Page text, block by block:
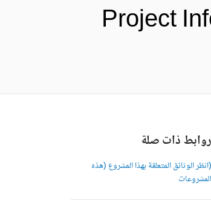
Project
روابط ذات صلة
(انظر الوثائق المتعلقة بهذا المشروع (هذه
المشروعات